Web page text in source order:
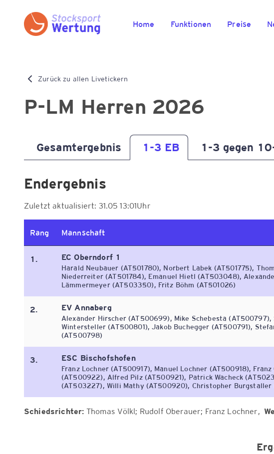
Home Funktionen Preise
Zurück zu allen Livetickern
P-LM Herren 2026
Gesamtergebnis 1-3 EB 1-3 gegen
Endergebnis
Zuletzt aktualisiert: 31.05 13:01Uhr
Rang Mannschaft
1. EC Oberndorf 1
Harald Neubauer (AT501780), Norbert Labek (AT501775),
Niederreiter (AT501784), Emanuel Hietl (AT503048),
Lämmermeyer (AT503350), Fritz Böhm (AT501026)
2. EV Annaberg
Alexander Hirscher (AT500699), Mike Schebesta
Wintersteller (AT500801), Jakob Buchegger (AT500791),
(AT500798)
3. ESC Bischofshofen
Franz Lochner (AT500917), Manuel Lochner (AT500918),
(AT500922), Alfred Pilz (AT500921), Patrick Wacheck
(AT503227), Willi Mathy (AT500920), Christopher
Schiedsrichter: Thomas Völkl; Rudolf Oberauer; Franz Lochner